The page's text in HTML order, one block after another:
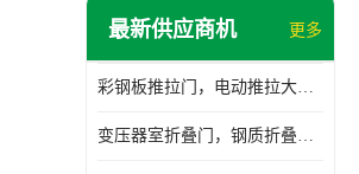
最新供应商机 更多
彩钢板推拉门，电动推拉大门，夹芯板大门，安徽厂房推拉门
变压器室折叠门，钢质折叠门，电动折叠大门定做，安徽折叠门厂家